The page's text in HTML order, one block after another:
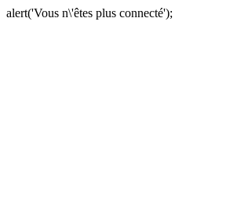
alert('Vous n\'êtes plus connecté');